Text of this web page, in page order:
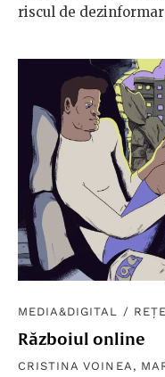
riscul de
MEDIA&DIGITAL /
Războiul online
CRISTINA VOINEA ,